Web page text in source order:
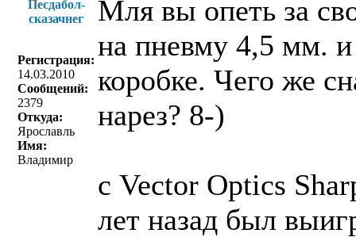
Песдабол-
сказачнег
Регистрация:
14.03.2010
Сообщений:
2379
Откуда:
Ярославль
Имя:
Владимир
Мля вы опеть за
на пневму 4,5 мм. и
коробке. Чего же
нарез? 8-)
с Vector Optics
лет назад был